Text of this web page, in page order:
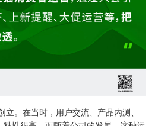
。在当时，用户交流、产品内测、